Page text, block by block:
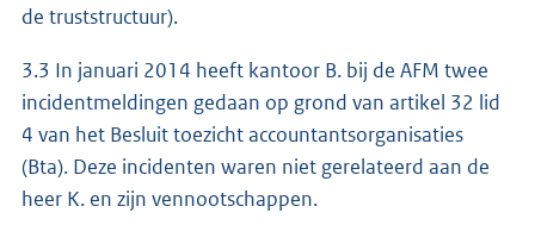
de truststructuur).
3.3 In januari 2014 heeft kantoor B. bij de AFM twee
incidentmeldingen gedaan op grond van artikel 32 lid
4 van het Besluit toezicht accountantsorganisaties
(Bta). Deze incidenten waren niet gerelateerd aan de
heer K. en zijn vennootschappen.